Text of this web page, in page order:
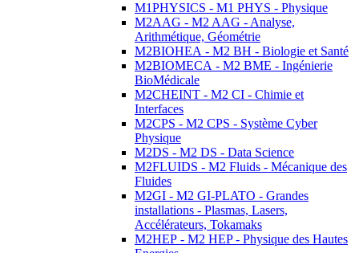
M1PHYSICS - M1 PHYS - Physique
M2AAG - M2 AAG - Analyse,
Arithmétique, Géométrie
M2BIOHEA - M2 BH - Biologie et Santé
M2BIOMECA - M2 BME - Ingénierie
BioMédicale
M2CHEINT - M2 CI - Chimie et
Interfaces
M2CPS - M2 CPS - Système Cyber
Physique
M2DS - M2 DS - Data Science
M2FLUIDS - M2 Fluids - Mécanique des
Fluides
M2GI - M2 GI-PLATO - Grandes
installations - Plasmas, Lasers,
Accélérateurs, Tokamaks
M2HEP - M2 HEP - Physique des Hautes